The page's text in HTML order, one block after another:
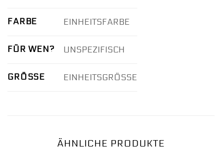
FARBE EINHEITSFARBE
FÜR WEN? UNSPEZIFISCH
GRÖSSE EINHEITSGRÖSSE
ÄHNLICHE PRODUKTE